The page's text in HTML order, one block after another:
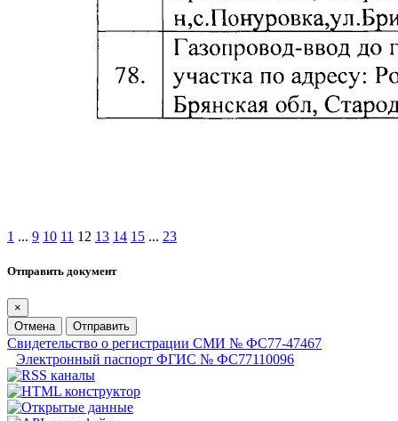
1 ... 9 10 11 12 13 14 15 ... 23
Отправить документ
×
Отмена
Отправить
Свидетельство о регистрации СМИ № ФС77-47467
Электронный паспорт ФГИС № ФС77110096